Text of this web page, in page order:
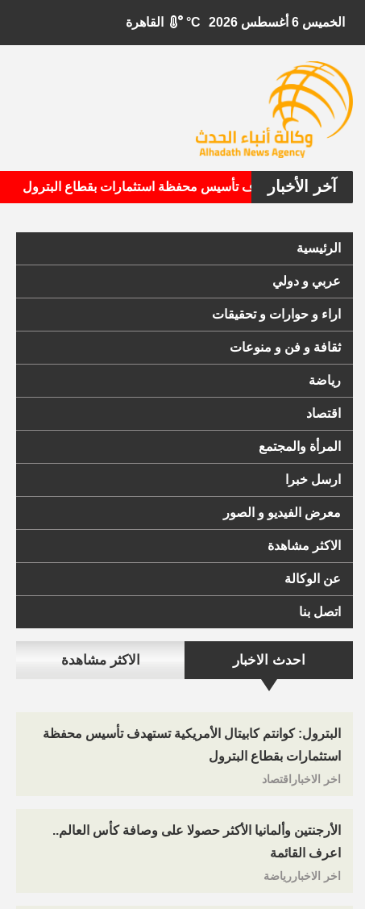
الخميس 6 أغسطس 2026 °C
آخر الأخبارتستهدف تأسيس محفظة استثمارات بقطاع البترول •
الرئيسية
عربي و دولي
اراء و حوارات و تحقيقات
ثقافة و فن و منوعات
رياضة
اقتصاد
المرأة والمجتمع
ارسل خبرا
معرض الفيديو و الصور
الاكثر مشاهدة
عن الوكالة
اتصل بنا
احدث الاخبار الاكثر مشاهدة
البترول: كوانتم كابيتال الأمريكية تستهدف تأسيس محفظة
استثمارات بقطاع البترول
اخر الاخباراقتصاد
الأرجنتين وألمانيا الأكثر حصولا على وصافة كأس العالم..
اعرف القائمة
اخر الاخباررياضة